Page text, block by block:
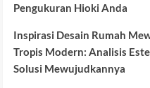
Pengukuran Hioki Anda
Inspirasi Desain Rumah
Tropis Modern: Analisis
Solusi Mewujudkannya